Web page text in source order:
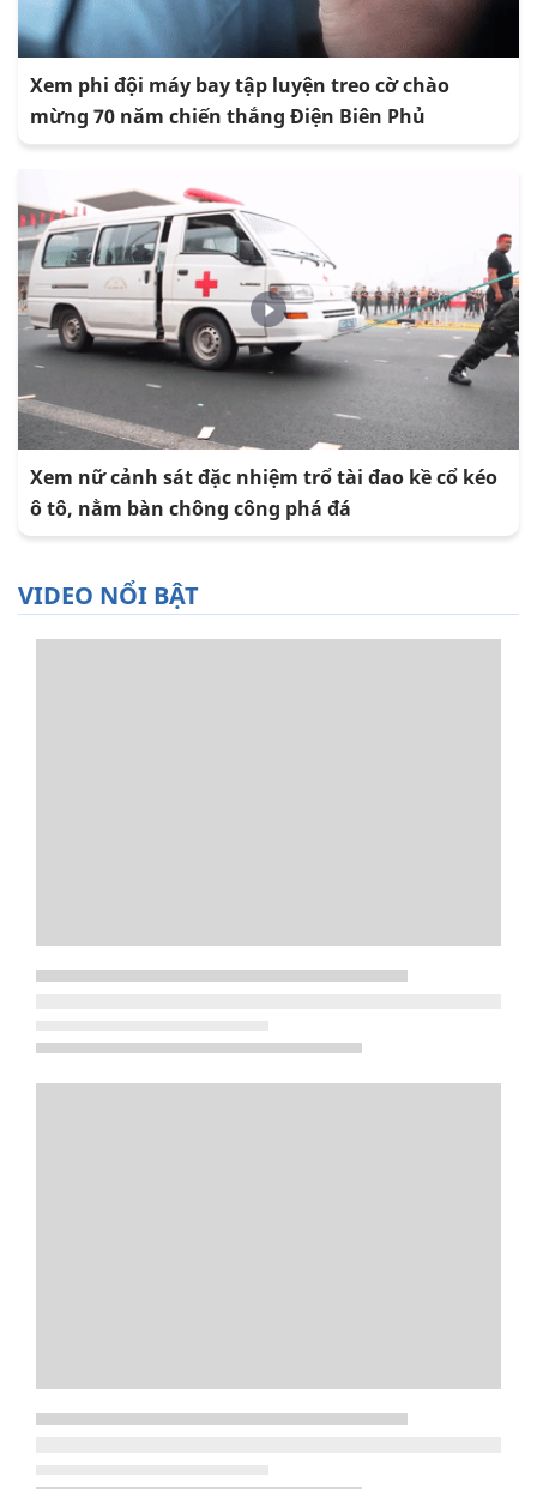
Xem phi đội máy bay tập luyện treo cờ chào
mừng 70 năm chiến thắng Điện Biên Phủ
Xem nữ cảnh sát đặc nhiệm trổ tài đao kề cổ kéo
ô tô, nằm bàn chông công phá đá
VIDEO NỔI BẬT